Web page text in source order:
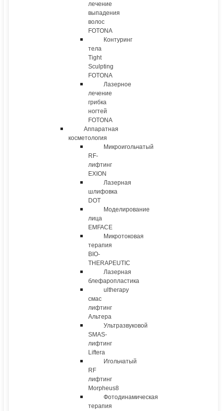
лечение
выпадения
волос
FOTONA
Контуринг
тела
Tight
Sculpting
FOTONA
Лазерное
лечение
грибка
ногтей
FOTONA
Аппаратная
косметология
Микроигольчатый
RF-
лифтинг
EXION
Лазерная
шлифовка
DOT
Моделирование
лица
EMFACE
Микротоковая
терапия
BIO-
THERAPEUTIC
Лазерная
блефаропластика
ultherapy
смас
лифтинг
Альтера
Ультразвуковой
SMAS-
лифтинг
Liftera
Игольчатый
RF
лифтинг
Morpheus8
Фотодинамическая
терапия